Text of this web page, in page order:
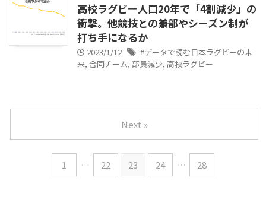
高校ラグビー人口20年で「4割減少」の
衝撃。他競技との兼部やシーズン制が
打ち手になるか
2023/1/12
#データで読む日本ラグビーの未
来, 合同チーム, 部員減少, 高校ラグビー
1 … 22 23 24 … 28
Next »